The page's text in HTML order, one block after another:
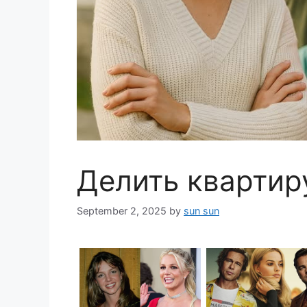
Делить
September 2, 2025 by sun sun